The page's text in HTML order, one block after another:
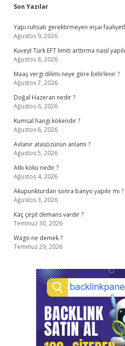
Sidebar
Son Yazılar
Yapı ruhsatı gerektirmeyen inşai
Ağustos 9, 2026
Kuveyt Türk EFT limiti arttırma nasıl
Ağustos 8, 2026
Maaş vergi dilimi neye göre belirlenir ?
Ağustos 7, 2026
Doğal Hazeran nedir ?
Ağustos 6, 2026
Kumsal hangi kökendir ?
Ağustos 6, 2026
Avlanır atasözünün anlamı ?
Ağustos 5, 2026
Atkı kökü nedir ?
Ağustos 4, 2026
Akupunkturdan sonra banyo yapılır mı ?
Ağustos 3, 2026
Kaç çeşit demans vardır ?
Temmuz 30, 2026
Wago ne demek ?
Temmuz 29, 2026